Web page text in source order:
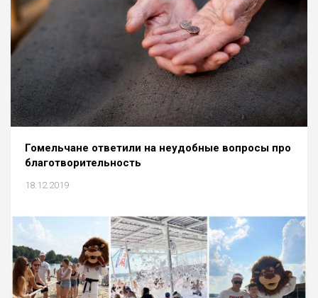
Гомельчане ответили на неудобные вопросы про
благотворительность
18.12.2019